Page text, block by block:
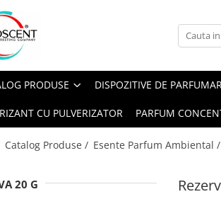
Ambientală
PRODUSE DISPOZITIVE DE
CU PULVERIZATOR PARFUM
Catalog Produse / Esente Parfum Ambiental /
20 G